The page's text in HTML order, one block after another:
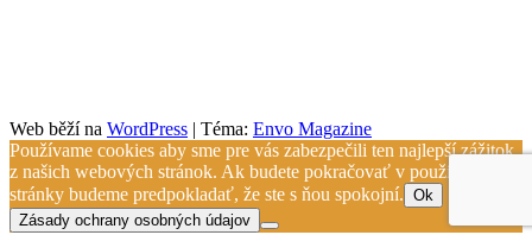
Web běží na WordPress | Téma: Envo Magazine
Používame cookies aby sme pre vás zabezpečili ten najlepší zážitok
z našich webových stránok. Ak budete pokračovať v používaní tejto
stránky budeme predpokladať, že ste s ňou spokojní. Ok
Zásady ochrany osobných údajov